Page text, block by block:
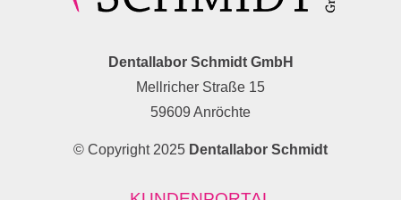
Dentallabor Schmidt GmbH
Mellricher Straße 15
59609 Anröchte
© Copyright 2025 Dentallabor Schmidt